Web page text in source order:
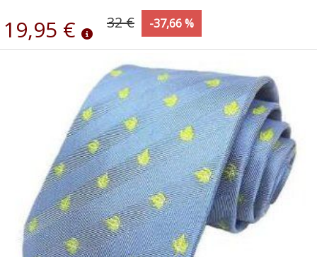
19,95 € 32 € -37,66 %